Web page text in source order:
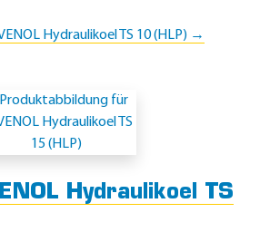
Hydraulikoel TS 10 (HLP) →
Hydraulikoel TS